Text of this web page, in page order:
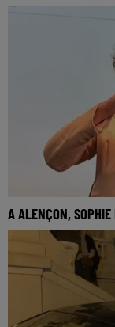
A ALENÇON,